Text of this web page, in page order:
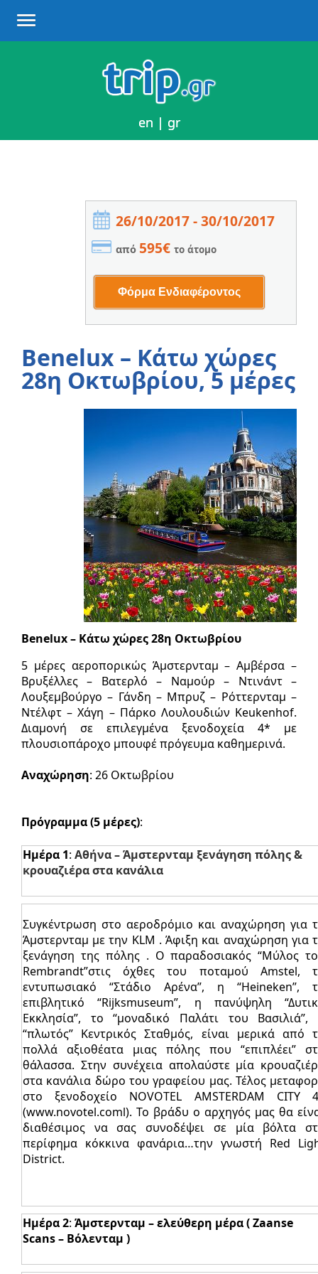
en | gr
en | gr
26/10/2017 - 30/10/2017
από 595€ το άτομο
Benelux – Κάτω χώρες
28η Οκτωβρίου, 5 μέρες
Benelux – Κάτω χώρες 28η Οκτωβρίου
5 μέρες αεροπορικώς Άμστερνταμ – Αμβέρσα –
Βρυξέλλες – Βατερλό – Ναμούρ – Ντινάντ –
Λουξεμβούργο – Γάνδη – Μπρυζ – Ρόττερνταμ –
Ντέλφτ – Χάγη – Πάρκο Λουλουδιών Keukenhof.
Διαμονή σε επιλεγμένα ξενοδοχεία 4* με
πλουσιοπάροχο μπουφέ πρόγευμα καθημερινά.
Αναχώρηση: 26 Οκτωβρίου
Πρόγραμμα (5 μέρες):
Ημέρα 1: Αθήνα – Άμστερνταμ ξενάγηση πόλης &
κρουαζιέρα στα κανάλια
Συγκέντρωση στο αεροδρόμιο και αναχώρηση για
Άμστερνταμ με την KLM . Άφιξη και αναχώρηση για
ξενάγηση της πόλης . Ο παραδοσιακός “Μύλος
Rembrandt”στις όχθες του ποταμού Amstel,
εντυπωσιακό “Στάδιο Αρένα”, η “Heineken”,
επιβλητικό “Rijksmuseum”, η πανύψηλη
Εκκλησία”, το “μοναδικό Παλάτι του Βασιλιά”,
“πλωτός” Κεντρικός Σταθμός, είναι μερικά από
πολλά αξιοθέατα μιας πόλης που “επιπλέει”
θάλασσα. Στην συνέχεια απολαύστε μία
στα κανάλια δώρο του γραφείου μας. Τέλος
στο ξενοδοχείο NOVOTEL AMSTERDAM CITY
(www.novotel.coml). Το βράδυ ο αρχηγός μας θα
διαθέσιμος να σας συνοδέψει σε μία βόλτα
περίφημα κόκκινα φανάρια…την γνωστή Red
District.
Ημέρα 2: Άμστερνταμ – ελεύθερη μέρα ( Zaanse
Scans – Βόλενταμ )